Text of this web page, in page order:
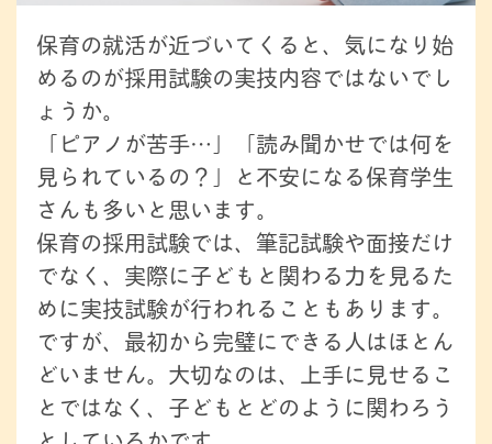
保育の就活が近づいてくると、気になり始
めるのが採用試験の実技内容ではないでし
ょうか。
「ピアノが苦手…」「読み聞かせでは何を
見られているの？」と不安になる保育学生
さんも多いと思います。
保育の採用試験では、筆記試験や面接だけ
でなく、実際に子どもと関わる力を見るた
めに実技試験が行われることもあります。
ですが、最初から完璧にできる人はほとん
どいません。大切なのは、上手に見せるこ
とではなく、子どもとどのように関わろう